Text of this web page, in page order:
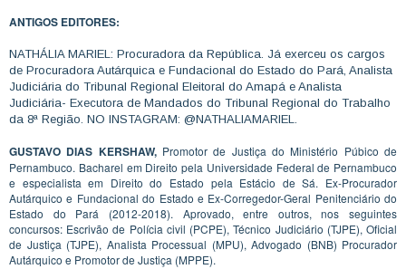
ANTIGOS EDITORES:
NATHÁLIA MARIEL: Procuradora da República. Já exerceu os cargos
de Procuradora Autárquica e Fundacional do Estado do Pará, Analista
Judiciária do Tribunal Regional Eleitoral do Amapá e Analista
Judiciária- Executora de Mandados do Tribunal Regional do Trabalho
da 8ª Região. NO INSTAGRAM: @NATHALIAMARIEL.
GUSTAVO DIAS KERSHAW, Promotor de Justiça do Ministério Púbico de
Pernambuco. Bacharel em Direito pela Universidade Federal de Pernambuco
e especialista em Direito do Estado pela Estácio de Sá. Ex-Procurador
Autárquico e Fundacional do Estado e Ex-Corregedor-Geral Penitenciário do
Estado do Pará (2012-2018). Aprovado, entre outros, nos seguintes
concursos: Escrivão de Polícia civil (PCPE), Técnico Judiciário (TJPE), Oficial
de Justiça (TJPE), Analista Processual (MPU), Advogado (BNB) Procurador
Autárquico e Promotor de Justiça (MPPE).